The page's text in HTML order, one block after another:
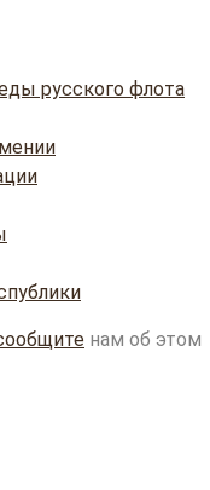
русского флота
нам об этом